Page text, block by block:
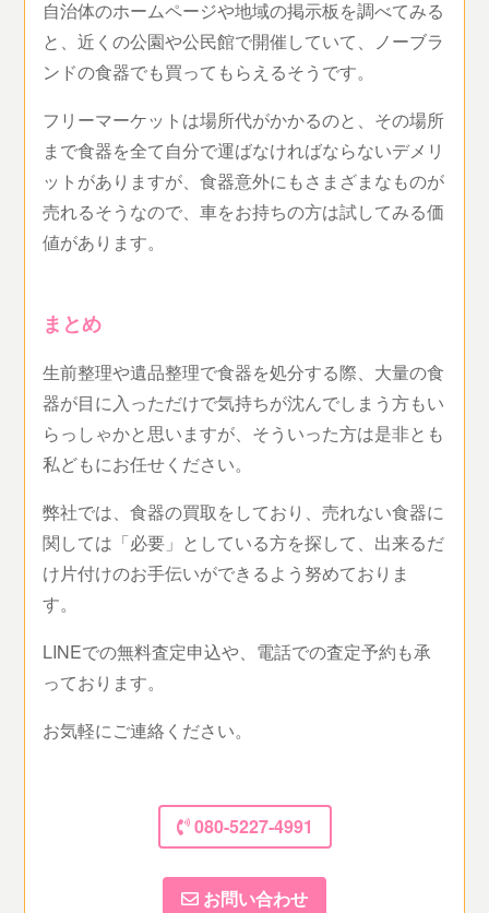
自治体のホームページや地域の掲示板を調べてみる
と、近くの公園や公民館で開催していて、ノーブラ
ンドの食器でも買ってもらえるそうです。
フリーマーケットは場所代がかかるのと、その場所
まで食器を全て自分で運ばなければならないデメリ
ットがありますが、食器意外にもさまざまなものが
売れるそうなので、車をお持ちの方は試してみる価
値があります。
まとめ
生前整理や遺品整理で食器を処分する際、大量の食
器が目に入っただけで気持ちが沈んでしまう方もい
らっしゃかと思いますが、そういった方は是非とも
私どもにお任せください。
弊社では、食器の買取をしており、売れない食器に
関しては「必要」としている方を探して、出来るだ
け片付けのお手伝いができるよう努めておりま
す。
LINEでの無料査定申込や、電話での査定予約も承
っております。
お気軽にご連絡ください。
080-5227-4991
お問い合わせ